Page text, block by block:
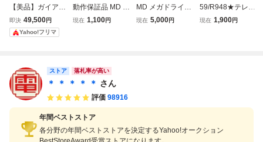
【美品】ガイアレ
ス GAIARES メガ
ドライブ MD ハガ
キ付
即決 49,500円
Yahoo!フリマ
動作保証品 MD メ
ガドライブ ダライ
現在 1,100円
MD メガドライブ
ソフト ガイアレス
現在 5,000円
59/R948★テレネ
ットふくぶくろ★
現在 1,900円
ストア 落札率が高い
＊ ＊ ＊ ＊ ＊ さん
評価 98916
年間ベストストア
各分野の年間ベストストアを決定するYahoo!オークション